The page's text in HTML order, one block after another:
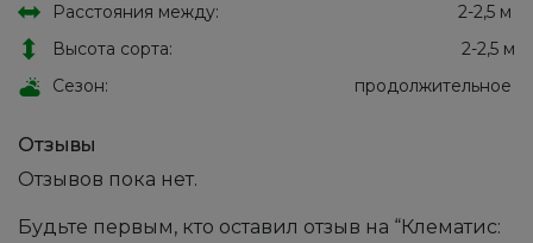
Расстояния между:
2-2,5 м
Высота сорта:
2-2,5 м
Сезон:
продолжительное
Отзывы
Отзывов пока нет.
Будьте первым, кто оставил отзыв на “Клематис: